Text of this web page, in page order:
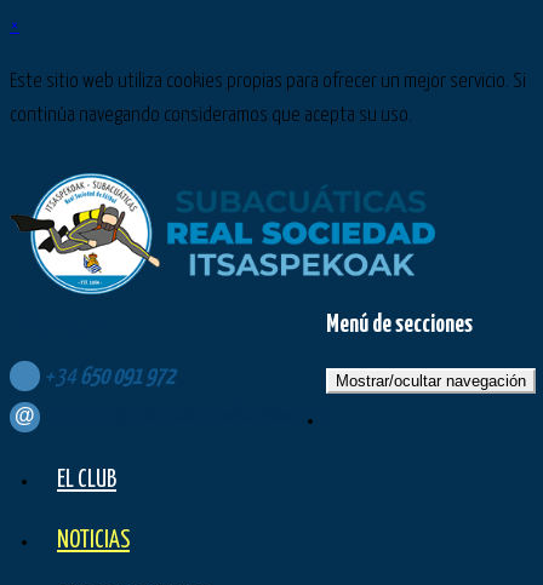
×
Este sitio web utiliza cookies propias para ofrecer un mejor servicio. Si
continúa navegando consideramos que acepta su uso.
+34 650 091 972
contacto@subacuaticasrealsociedad.com
Menú de secciones
Mostrar/ocultar navegación
EL CLUB
NOTICIAS